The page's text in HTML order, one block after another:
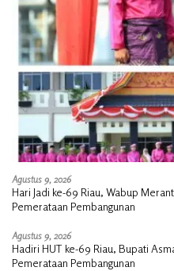
Agustus 9, 2026
Hari Jadi ke-69 Riau, Wabup
Pemerataan Pembangunan
Agustus 9, 2026
Hadiri HUT ke-69 Riau, Bupati
Pemerataan Pembangunan